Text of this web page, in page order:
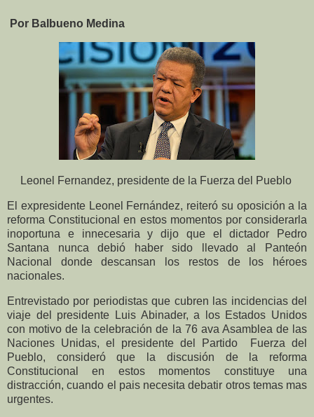
Por Balbueno Medina
Leonel Fernandez, presidente de la Fuerza del Pueblo
El expresidente Leonel Fernández, reiteró su oposición a la
reforma Constitucional en estos momentos por considerarla
inoportuna e innecesaria y dijo que el dictador Pedro
Santana nunca debió haber sido llevado al Panteón
Nacional donde descansan los restos de los héroes
nacionales.
Entrevistado por periodistas que cubren las incidencias del
viaje del presidente Luis Abinader, a los Estados Unidos
con motivo de la celebración de la 76 ava Asamblea de las
Naciones Unidas, el presidente del Partido Fuerza del
Pueblo, consideró que la discusión de la reforma
Constitucional en estos momentos constituye una
distracción, cuando el pais necesita debatir otros temas mas
urgentes.